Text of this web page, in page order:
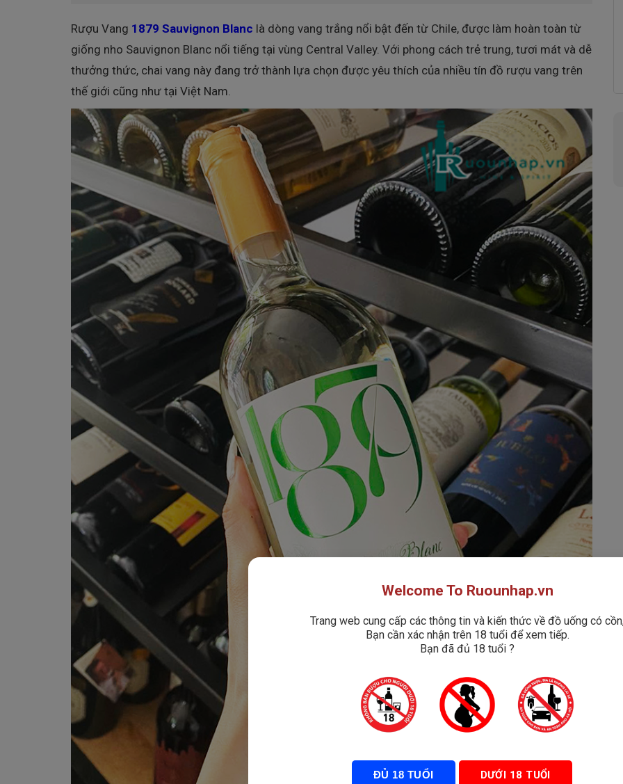
Rượu Vang 1879 Sauvignon Blanc là dòng vang trắng nổi bật đến từ Chile, được làm hoàn toàn từ
giống nho Sauvignon Blanc nổi tiếng tại vùng Central Valley. Với phong cách trẻ trung, tươi mát và dễ
thưởng thức, chai vang này đang trở thành lựa chọn được yêu thích của nhiều tín đồ rượu vang trên
thế giới cũng như tại Việt Nam.
Welcome To Ruounhap.vn
Trang web cung cấp các thông tin và kiến thức về đồ uống có
Bạn cần xác nhận trên 18 tuổi để xem tiếp.
Bạn đã đủ 18 tuổi ?
ĐỦ 18 TUỔI DƯỚI 18 TUỔI